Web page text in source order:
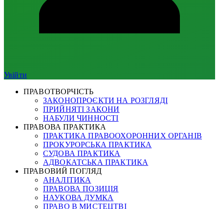
Увійти
ПРАВОТВОРЧІСТЬ
ЗАКОНОПРОЄКТИ НА РОЗГЛЯДІ
ПРИЙНЯТІ ЗАКОНИ
НАБУЛИ ЧИННОСТІ
ПРАВОВА ПРАКТИКА
ПРАКТИКА ПРАВООХОРОННИХ ОРГАНІВ
ПРОКУРОРСЬКА ПРАКТИКА
СУДОВА ПРАКТИКА
АДВОКАТСЬКА ПРАКТИКА
ПРАВОВИЙ ПОГЛЯД
АНАЛІТИКА
ПРАВОВА ПОЗИЦІЯ
НАУКОВА ДУМКА
ПРАВО В МИСТЕЦТВІ